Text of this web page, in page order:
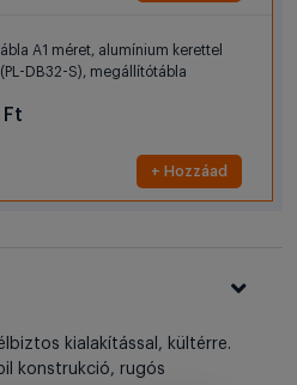
A1 méret, alumínium kerettel
DB32-S), megállítótábla
+ Hozzáad
kialakítással, kültérre.
konstrukció, rugós